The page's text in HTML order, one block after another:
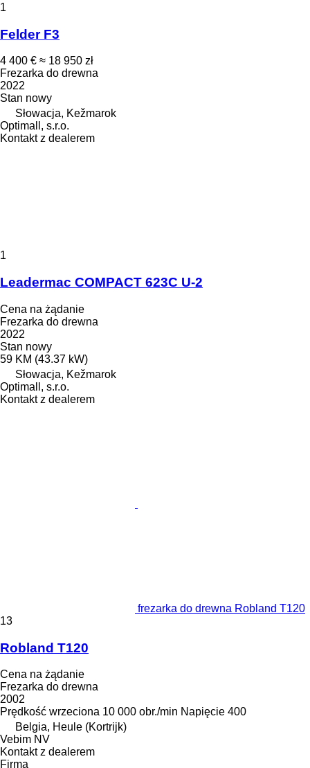
1
Felder F3
4 400 € ≈ 18 950 zł
Frezarka do drewna
2022
Stan nowy
Słowacja, Kežmarok
Optimall, s.r.o.
Kontakt z dealerem
1
Leadermac COMPACT 623C U-2
Cena na żądanie
Frezarka do drewna
2022
Stan nowy
59 KM (43.37 kW)
Słowacja, Kežmarok
Optimall, s.r.o.
Kontakt z dealerem
frezarka do drewna Robland T120
13
Robland T120
Cena na żądanie
Frezarka do drewna
2002
Prędkość wrzeciona 10 000 obr./min Napięcie 400
Belgia, Heule (Kortrijk)
Vebim NV
Kontakt z dealerem
Firma